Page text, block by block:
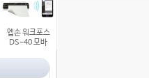
엡손 워크포스
DS-40 모바